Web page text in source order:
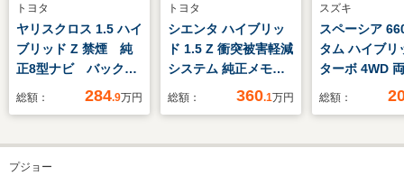
トヨタ
ヤリスクロス 1.5 ハイ
ブリッド Z 禁煙 純
正8型ナビ バックカ
メラ レーダークルー
パワーシート シート
ヒーター LEDヘッ
総額： 284.9万円
トヨタ
シエンタ ハイブリッ
ド 1.5 Z 衝突被害軽減
システム 純正メモリ
ーナビ 7人乗アダプテ
ト クリアランスソナ
総額： 360.1万円
スズキ
スペーシア
タム ハイブリ
ターボ 4WD
スライドドア
ダプティブク
総額：
プジョー